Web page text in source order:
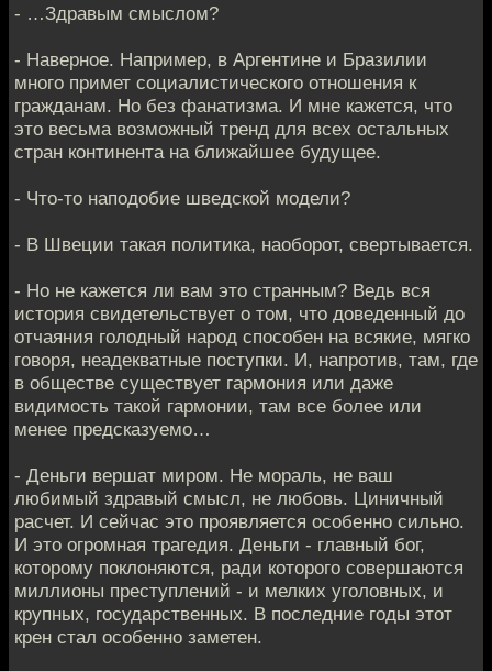
- …Здравым смыслом?
- Наверное. Например, в Аргентине и Бразилии
много примет социалистического отношения к
гражданам. Но без фанатизма. И мне кажется, что
это весьма возможный тренд для всех остальных
стран континента на ближайшее будущее.
- Что-то наподобие шведской модели?
- В Швеции такая политика, наоборот, свертывается.
- Но не кажется ли вам это странным? Ведь вся
история свидетельствует о том, что доведенный до
отчаяния голодный народ способен на всякие, мягко
говоря, неадекватные поступки. И, напротив, там, где
в обществе существует гармония или даже
видимость такой гармонии, там все более или
менее предсказуемо…
- Деньги вершат миром. Не мораль, не ваш
любимый здравый смысл, не любовь. Циничный
расчет. И сейчас это проявляется особенно сильно.
И это огромная трагедия. Деньги - главный бог,
которому поклоняются, ради которого совершаются
миллионы преступлений - и мелких уголовных, и
крупных, государственных. В последние годы этот
крен стал особенно заметен.